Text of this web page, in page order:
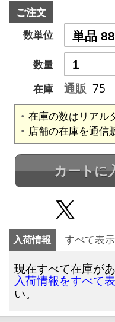
ご注文
数単位
数量
在庫
通販 75
在庫の数はリアル
店舗の在庫を通信
カートに
入荷情報 すべて表示
現在すべて在庫があ
入荷情報をすべて
い。